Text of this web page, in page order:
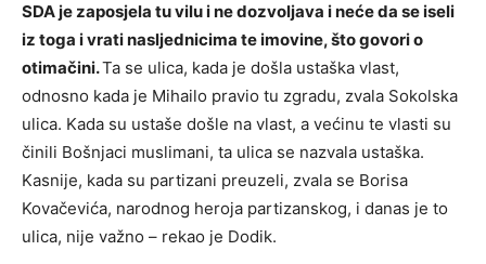
SDA je zaposjela tu vilu i ne dozvoljava i neće da se iseli
iz toga i vrati nasljednicima te imovine, što govori o
otimačini.Ta se ulica, kada je došla ustaška vlast,
odnosno kada je Mihailo pravio tu zgradu, zvala Sokolska
ulica. Kada su ustaše došle na vlast, a većinu te vlasti su
činili Bošnjaci muslimani, ta ulica se nazvala ustaška.
Kasnije, kada su partizani preuzeli, zvala se Borisa
Kovačevića, narodnog heroja partizanskog, i danas je to
ulica, nije važno – rekao je Dodik.